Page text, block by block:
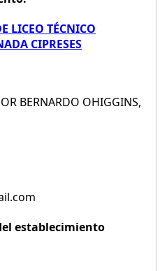
LICEO TÉCNICO
CIPRESES
BERNARDO OHIGGINS,
establecimiento